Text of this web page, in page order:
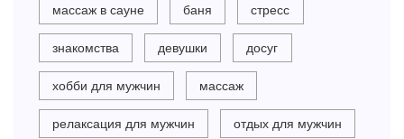
массаж в сауне баня стресс
знакомства девушки досуг
хобби для мужчин массаж
релаксация для мужчин отдых для мужчин